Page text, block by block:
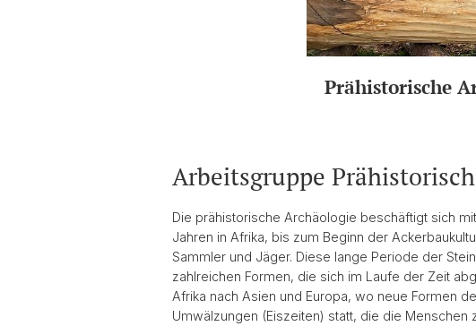
Prähistorische
Arbeitsgruppe
Die prähistorische Archäologie beschäftigt sich
Jahren in Afrika, bis zum Beginn der
Sammler und Jäger. Diese lange Periode der
zahlreichen Formen, die sich im Laufe der Zeit
Afrika nach Asien und Europa, wo neue Formen
Umwälzungen (Eiszeiten) statt, die die